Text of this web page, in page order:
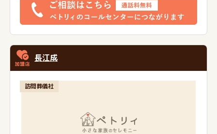
長江成
訪問葬儀社